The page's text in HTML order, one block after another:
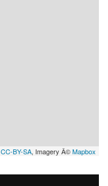
CC-BY-SA, Imagery Â©Mapbox